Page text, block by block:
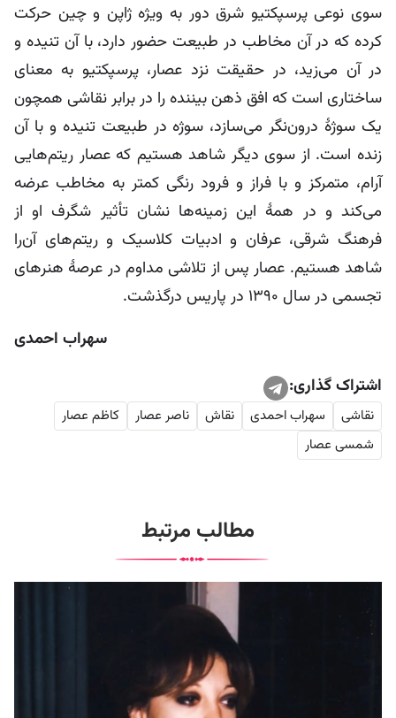
سوی نوعی پرسپکتیو شرق دور به ویژه ژاپن و چین حرکت
کرده که در آن مخاطب در طبیعت حضور دارد، با آن تنیده و
در آن می‌زید، در حقیقت نزد عصار، پرسپکتیو به معنای
ساختاری است که افق ذهن بیننده را در برابر نقاشی همچون
یک سوژۀ درون‌نگر می‌سازد، سوژه در طبیعت تنیده و با آن
زنده است. از سوی دیگر شاهد هستیم که عصار ریتم‌هایی
آرام، متمرکز و با فراز و فرود رنگی کمتر به مخاطب عرضه
می‌کند و در همۀ این زمینه‌ها نشان تأثیر شگرف او از
فرهنگ شرقی، عرفان و ادبیات کلاسیک و ریتم‌های آن‌را
شاهد هستیم. عصار پس از تلاشی مداوم در عرصۀ هنرهای
تجسمی در سال 1390 در پاریس درگذشت.
سهراب احمدی
اشتراک گذاری:
نقاشی سهراب احمدی نقاش ناصر عصار
کاظم عصار
شمسی عصار
مطالب مرتبط